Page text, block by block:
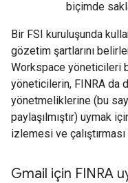
biçimde
Bir FSI kuruluşunda
gözetim şartlarını
Workspace yöneticileri
yöneticilerin, FINRA da
yönetmeliklerine (bu
paylaşılmıştır) uymak
izlemesi ve
Gmail için FINRA